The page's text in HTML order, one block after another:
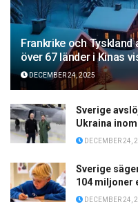
Frankrike och Tyskland
över 67 länder i Kinas
DECEMBER 24, 2025
Sverige
Ukraina
DECEMBER 24,
Sverige
104 miljoner
DECEMBER 24,